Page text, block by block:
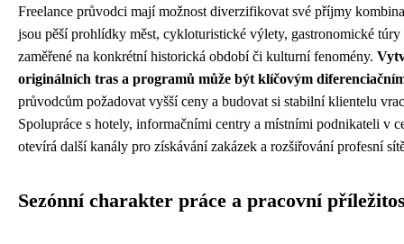
Freelance průvodci mají možnost diverzifikovat své příjmy
jsou pěší prohlídky měst, cykloturistické výlety, gastronomické túry
zaměřené na konkrétní historická období či kulturní fenomény.
originálních tras a programů může být klíčovým
průvodcům požadovat vyšší ceny a budovat si stabilní klientelu
Spolupráce s hotely, informačními centry a místními podnikateli v
otevírá další kanály pro získávání zakázek a rozšiřování profesní
Sezónní charakter práce a pracovní